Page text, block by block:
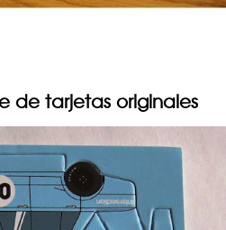
de tarjetas originales